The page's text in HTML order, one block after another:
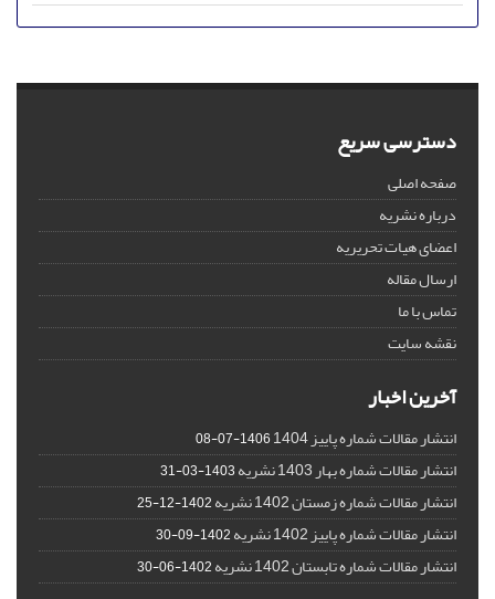
دسترسی سریع
صفحه اصلی
درباره نشریه
اعضای هیات تحریریه
ارسال مقاله
تماس با ما
نقشه سایت
آخرین اخبار
انتشار مقالات شماره پاییز 1404 1406-07-08
انتشار مقالات شماره بهار 1403 نشریه 1403-03-31
انتشار مقالات شماره زمستان 1402 نشریه 1402-12-25
انتشار مقالات شماره پاییز 1402 نشریه 1402-09-30
انتشار مقالات شماره تابستان 1402 نشریه 1402-06-30